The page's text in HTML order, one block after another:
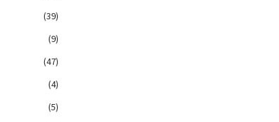
(39)
(9)
(47)
(4)
(5)